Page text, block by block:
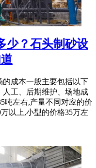
少？石头制砂设
成本一般主要包括以下
人工、后期维护、场地成
吨左右,产量不同对应的价
以上,小型的价格35万左